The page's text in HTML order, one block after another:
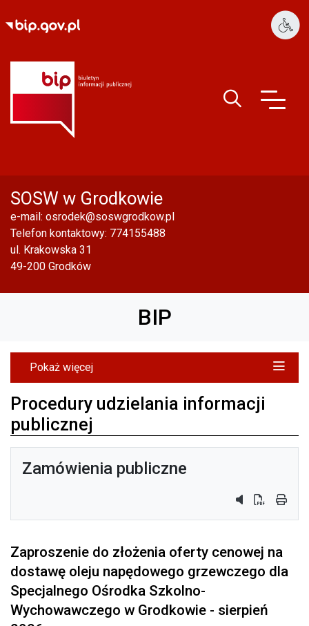
PSP1 w Ozimku
SOSW w Grodkowie
e-mail: osrodek@soswgrodkow.pl
Telefon kontaktowy: 774155488
ul. Krakowska 31
49-200 Grodków
BIP
Pokaż więcej
Procedury udzielania informacji
publicznej
Zamówienia publiczne
przycisk do
przycisk
Zaproszenie do złożenia oferty cenowej na
dostawę oleju napędowego grzewczego dla
Specjalnego Ośrodka Szkolno-
Wychowawczego w Grodkowie - sierpień